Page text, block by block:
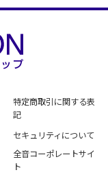
特定商取引に関する表
記
セキュリティについて
全音コーポレートサイ
ト